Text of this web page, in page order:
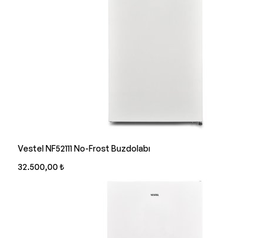
Vestel NF52111 No-Frost Buzdolabı
32.500,00 ₺